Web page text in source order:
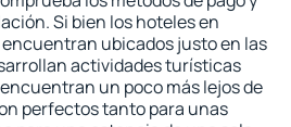
Si bien los hoteles en
ubicados justo en las
actividades turísticas
un poco más lejos de
perfectos tanto para unas